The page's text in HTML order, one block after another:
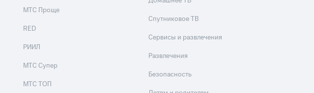
МТС Проще
RED
РИИЛ
МТС Супер
МТС ТОП
Спутниковое ТВ
Сервисы и развлечения
Развлечения
Безопасность